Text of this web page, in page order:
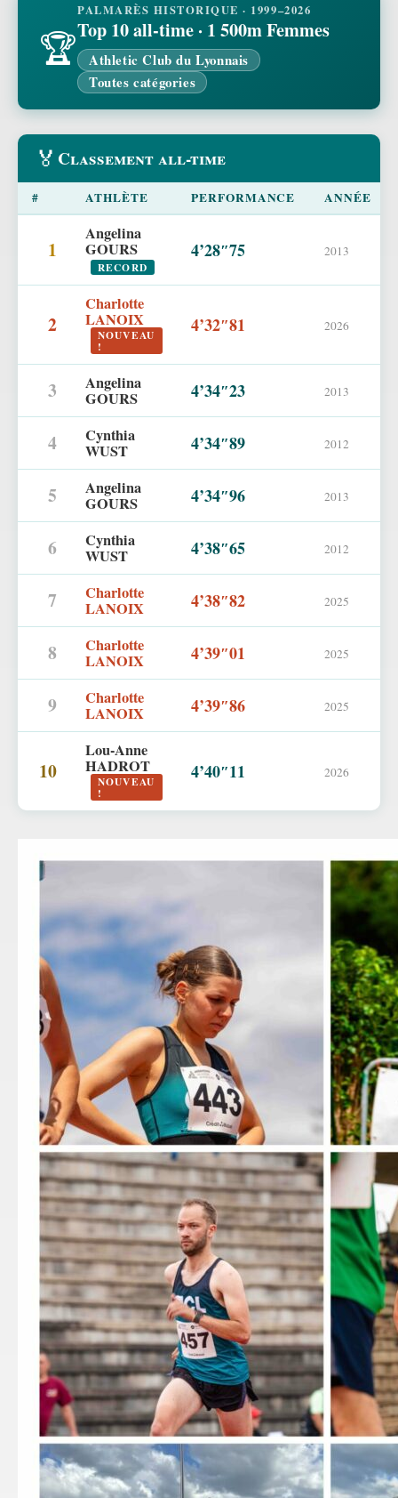
🏆
PALMARÈS HISTORIQUE · 1999–2026
Top 10 all-time · 1 500m Femmes
Athletic Club du Lyonnais
Toutes catégories
🏅 Classement all-time
# ATHLÈTE PERFORMANCE ANNÉE
1
Angelina
GOURS
RECORD
4’28″75 2013
2
Charlotte
LANOIX
NOUVEAU
!
4’32″81 2026
3 Angelina
GOURS 4’34″23 2013
4 Cynthia
WUST 4’34″89 2012
5 Angelina
GOURS 4’34″96 2013
6 Cynthia
WUST 4’38″65 2012
7 Charlotte
LANOIX 4’38″82 2025
8 Charlotte
LANOIX 4’39″01 2025
9 Charlotte
LANOIX 4’39″86 2025
10
Lou-Anne
HADROT
NOUVEAU
!
4’40″11 2026